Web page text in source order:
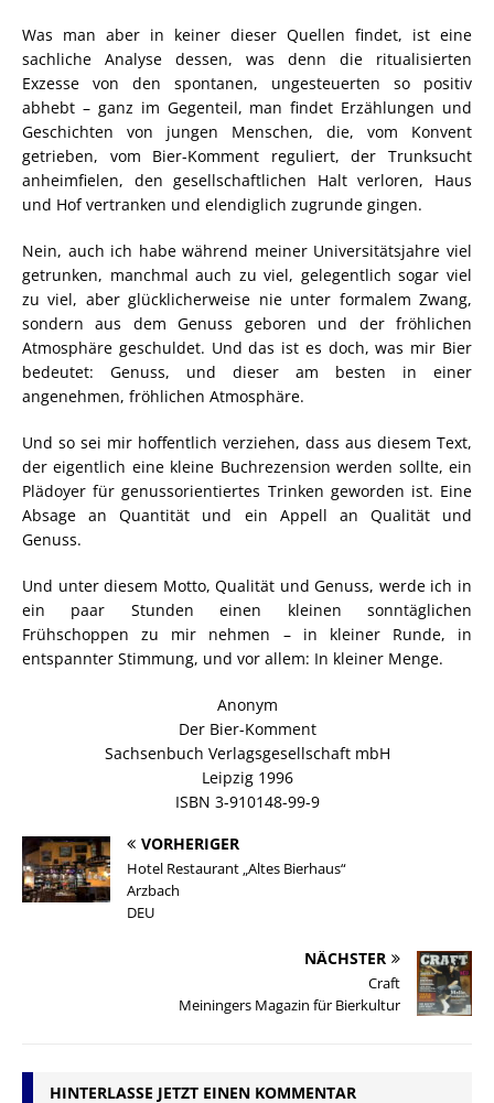
Was man aber in keiner dieser Quellen findet, ist eine
sachliche Analyse dessen, was denn die ritualisierten
Exzesse von den spontanen, ungesteuerten so positiv
abhebt – ganz im Gegenteil, man findet Erzählungen und
Geschichten von jungen Menschen, die, vom Konvent
getrieben, vom Bier-Komment reguliert, der Trunksucht
anheimfielen, den gesellschaftlichen Halt verloren, Haus
und Hof vertranken und elendiglich zugrunde gingen.
Nein, auch ich habe während meiner Universitätsjahre viel
getrunken, manchmal auch zu viel, gelegentlich sogar viel
zu viel, aber glücklicherweise nie unter formalem Zwang,
sondern aus dem Genuss geboren und der fröhlichen
Atmosphäre geschuldet. Und das ist es doch, was mir Bier
bedeutet: Genuss, und dieser am besten in einer
angenehmen, fröhlichen Atmosphäre.
Und so sei mir hoffentlich verziehen, dass aus diesem Text,
der eigentlich eine kleine Buchrezension werden sollte, ein
Plädoyer für genussorientiertes Trinken geworden ist. Eine
Absage an Quantität und ein Appell an Qualität und
Genuss.
Und unter diesem Motto, Qualität und Genuss, werde ich in
ein paar Stunden einen kleinen sonntäglichen
Frühschoppen zu mir nehmen – in kleiner Runde, in
entspannter Stimmung, und vor allem: In kleiner Menge.
Anonym
Der Bier-Komment
Sachsenbuch Verlagsgesellschaft mbH
Leipzig 1996
ISBN 3-910148-99-9
VORHERIGER
Hotel Restaurant „Altes Bierhaus“
Arzbach
DEU
NÄCHSTER
Craft
Meiningers Magazin für Bierkultur
HINTERLASSE JETZT EINEN KOMMENTAR